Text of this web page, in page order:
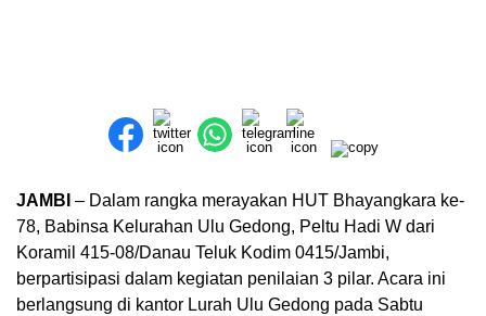
JAMBI – Dalam rangka merayakan HUT Bhayangkara ke-
78, Babinsa Kelurahan Ulu Gedong, Peltu Hadi W dari
Koramil 415-08/Danau Teluk Kodim 0415/Jambi,
berpartisipasi dalam kegiatan penilaian 3 pilar. Acara ini
berlangsung di kantor Lurah Ulu Gedong pada Sabtu